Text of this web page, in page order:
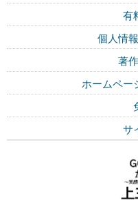
有
個人情
著
ホームペー
サ